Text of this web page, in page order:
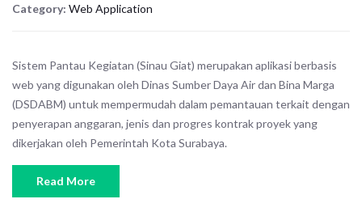
Category: Web Application
Sistem Pantau Kegiatan (Sinau Giat) merupakan aplikasi berbasis
web yang digunakan oleh Dinas Sumber Daya Air dan Bina Marga
(DSDABM) untuk mempermudah dalam pemantauan terkait dengan
penyerapan anggaran, jenis dan progres kontrak proyek yang
dikerjakan oleh Pemerintah Kota Surabaya.
Read More